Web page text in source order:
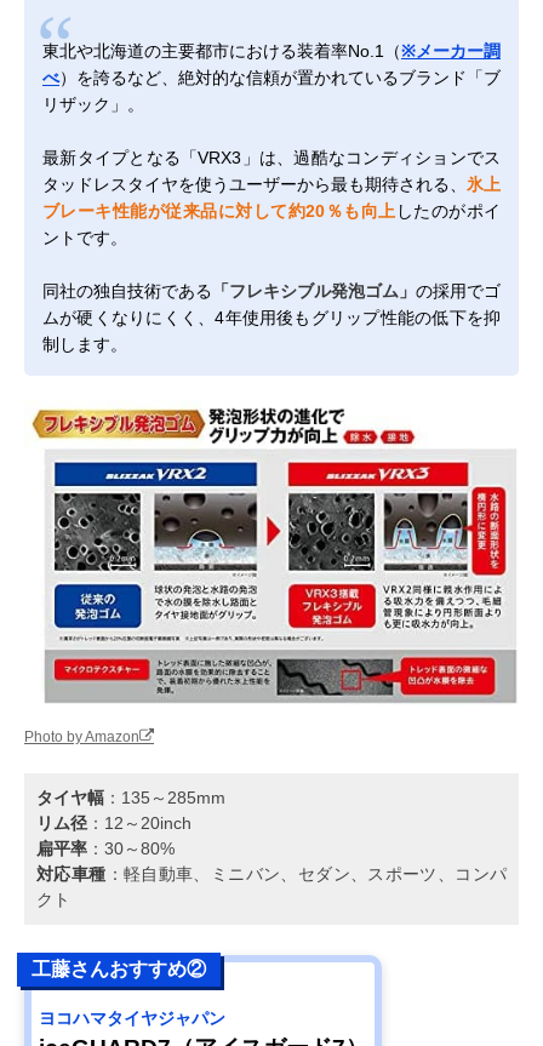
東北や北海道の主要都市における装着率No.1（※メーカー調
べ）を誇るなど、絶対的な信頼が置かれているブランド「ブ
リザック」。
最新タイプとなる「VRX3」は、過酷なコンディションでス
タッドレスタイヤを使うユーザーから最も期待される、 氷上
ブレーキ性能が従来品に対して約20％も向上 したのがポイ
ントです。
同社の独自技術である 「フレキシブル発泡ゴム」 の採用でゴ
ムが硬くなりにくく、4年使用後もグリップ性能の低下を抑
制します。
Photo by Amazon
タイヤ幅 ：135～285mm
リム径 ：12～20inch
扁平率 ：30～80%
対応車種 ：軽自動車、ミニバン、セダン、スポーツ、コンパ
クト
工藤さんおすすめ②
ヨコハマタイヤジャパン